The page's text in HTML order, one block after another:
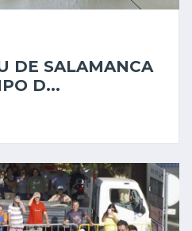
DE SALAMANCA
D...